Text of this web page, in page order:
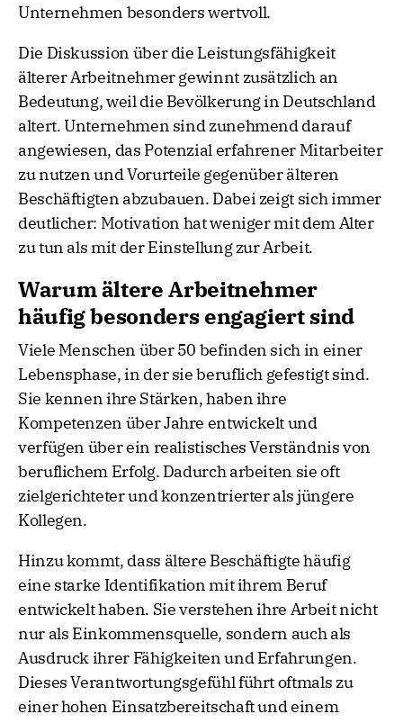
Unternehmen besonders wertvoll.
Die Diskussion über die Leistungsfähigkeit
älterer Arbeitnehmer gewinnt zusätzlich an
Bedeutung, weil die Bevölkerung in Deutschland
altert. Unternehmen sind zunehmend darauf
angewiesen, das Potenzial erfahrener Mitarbeiter
zu nutzen und Vorurteile gegenüber älteren
Beschäftigten abzubauen. Dabei zeigt sich immer
deutlicher: Motivation hat weniger mit dem Alter
zu tun als mit der Einstellung zur Arbeit.
Warum ältere Arbeitnehmer
häufig besonders engagiert sind
Viele Menschen über 50 befinden sich in einer
Lebensphase, in der sie beruflich gefestigt sind.
Sie kennen ihre Stärken, haben ihre
Kompetenzen über Jahre entwickelt und
verfügen über ein realistisches Verständnis von
beruflichem Erfolg. Dadurch arbeiten sie oft
zielgerichteter und konzentrierter als jüngere
Kollegen.
Hinzu kommt, dass ältere Beschäftigte häufig
eine starke Identifikation mit ihrem Beruf
entwickelt haben. Sie verstehen ihre Arbeit nicht
nur als Einkommensquelle, sondern auch als
Ausdruck ihrer Fähigkeiten und Erfahrungen.
Dieses Verantwortungsgefühl führt oftmals zu
einer hohen Einsatzbereitschaft und einem